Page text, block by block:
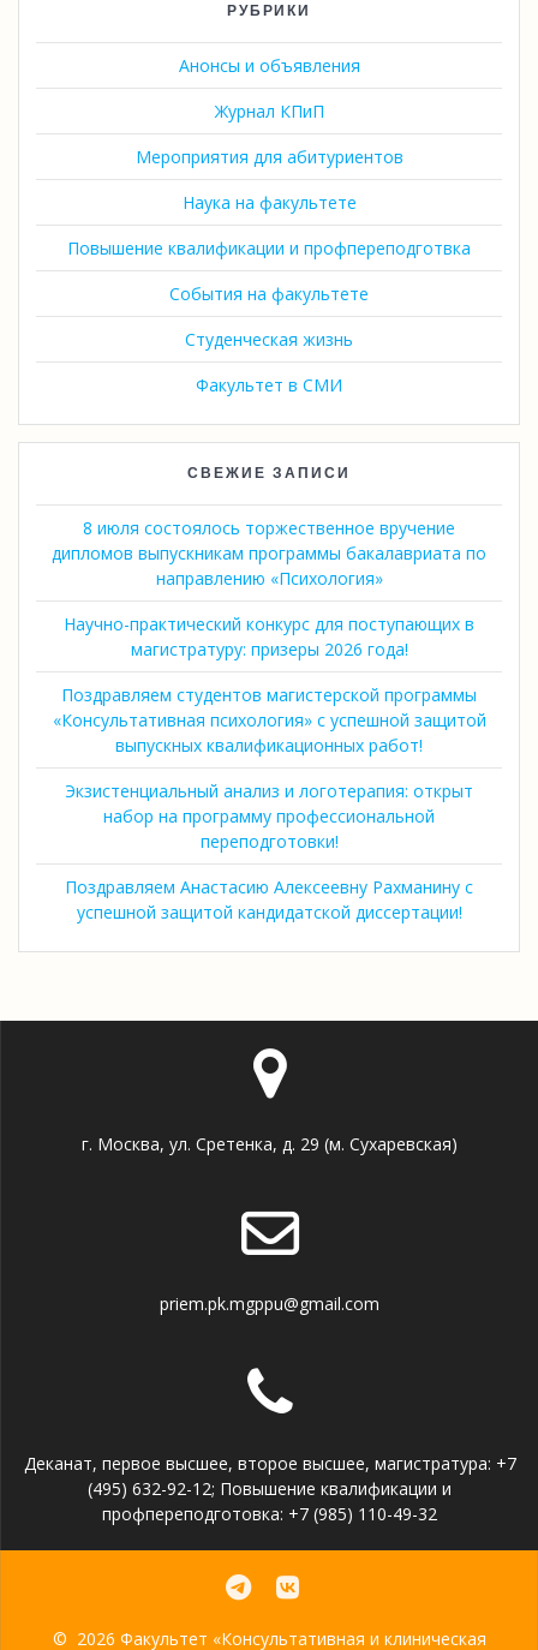
РУБРИКИ
Анонсы и объявления
Журнал КПиП
Мероприятия для абитуриентов
Наука на факультете
Повышение квалификации и профпереподготвка
События на факультете
Студенческая жизнь
Факультет в СМИ
СВЕЖИЕ ЗАПИСИ
8 июля состоялось торжественное вручение
дипломов выпускникам программы бакалавриата по
направлению «Психология»
Научно-практический конкурс для поступающих в
магистратуру: призеры 2026 года!
Поздравляем студентов магистерской программы
«Консультативная психология» с успешной защитой
выпускных квалификационных работ!
Экзистенциальный анализ и логотерапия: открыт
набор на программу профессиональной
переподготовки!
Поздравляем Анастасию Алексеевну Рахманину с
успешной защитой кандидатской диссертации!
г. Москва, ул. Сретенка, д. 29 (м. Сухаревская)
priem.pk.mgppu@gmail.com
Деканат, первое высшее, второе высшее, магистратура: +7
(495) 632-92-12; Повышение квалификации и
профпереподготовка: +7 (985) 110-49-32
© 2026 Факультет «Консультативная и клиническая